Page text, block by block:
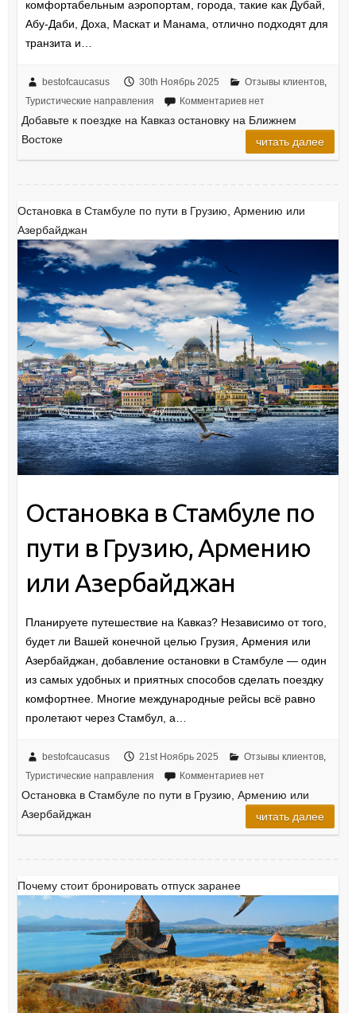
комфортабельным аэропортам, города, такие как Дубай,
Абу-Даби, Доха, Маскат и Манама, отлично подходят для
транзита и…
bestofcaucasus 30th Ноябрь 2025 Отзывы клиентов,
Туристические направления
Комментариев нет
Добавьте к поездке на Кавказ остановку на Ближнем
Востоке
читать далее
Остановка в Стамбуле по пути в Грузию, Армению или
Азербайджан
Остановка в Стамбуле по
пути в Грузию, Армению
или Азербайджан
Планируете путешествие на Кавказ? Независимо от того,
будет ли Вашей конечной целью Грузия, Армения или
Азербайджан, добавление остановки в Стамбуле — один
из самых удобных и приятных способов сделать поездку
комфортнее. Многие международные рейсы всё равно
пролетают через Стамбул, а…
bestofcaucasus 21st Ноябрь 2025 Отзывы клиентов,
Туристические направления
Комментариев нет
Остановка в Стамбуле по пути в Грузию, Армению или
Азербайджан
читать далее
Почему стоит бронировать отпуск заранее